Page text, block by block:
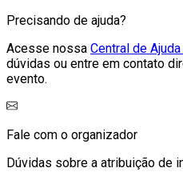
Precisando de ajuda?
Acesse nossa Central de
dúvidas ou entre em contato
evento.
Fale com o organizador
Dúvidas sobre a atribuição de